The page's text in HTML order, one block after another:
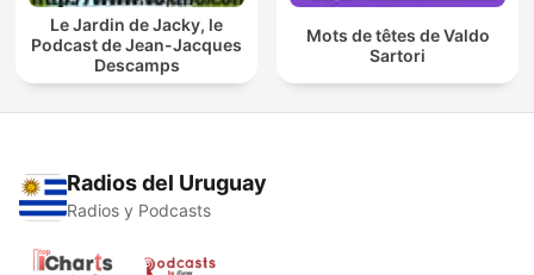
Le Jardin de Jacky, le
Podcast de Jean-Jacques
Descamps
Mots de têtes de Valdo
Sartori
Radios del Uruguay
Radios y Podcasts